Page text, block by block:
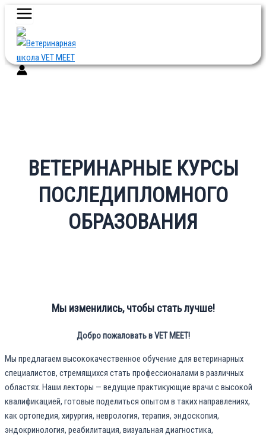
Перейти
содержимому
Main
Menu
ВЕТЕРИНАРНЫЕ КУРСЫ
ПОСЛЕДИПЛОМНОГО
ОБРАЗОВАНИЯ
Мы изменились, чтобы стать лучше!
Добро пожаловать в VET MEET!
Мы предлагаем высококачественное обучение для ветеринарных
специалистов, стремящихся стать профессионалами в различных
областях. Наши лекторы — ведущие практикующие врачи с высокой
квалификацией, готовые поделиться опытом в таких направлениях,
как ортопедия, хирургия, неврология, терапия, эндоскопия,
эндокринология, реабилитация, визуальная диагностика,